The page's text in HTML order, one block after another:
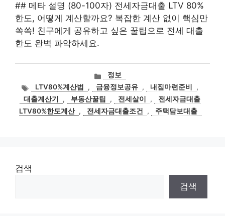
## 메타 설명 (80-100자) 전세자금대출 LTV 80%
한도, 어떻게 계산할까요? 복잡한 계산 없이 핵심만
쏙쏙! 친구에게 공유하고 싶은 꿀팁으로 전세 대출
한도 완벽 파악하세요.
카
테
고
리
정보
태
그
LTV80%계산법 , 금융정보공유 , 내집마련준비
,
대출계산기
, 부동산꿀팁 , 전세살이 ,
전세자금대출
LTV80%한도계산 , 전세자금대출조건 , 주택담보대출
검색
검색